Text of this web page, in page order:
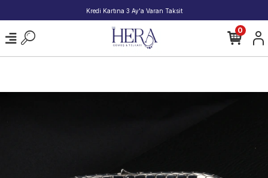
2000 TL ve Üzeri Alışverişlerde Kargo
0